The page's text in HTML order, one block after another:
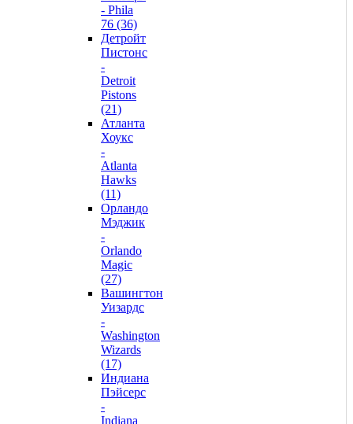
- Phila
76 (36)
Детройт
Пистонс
-
Detroit
Pistons
(21)
Атланта
Хоукс
-
Atlanta
Hawks
(11)
Орландо
Мэджик
-
Orlando
Magic
(27)
Вашингтон
Уизардс
-
Washington
Wizards
(17)
Индиана
Пэйсерс
-
Indiana